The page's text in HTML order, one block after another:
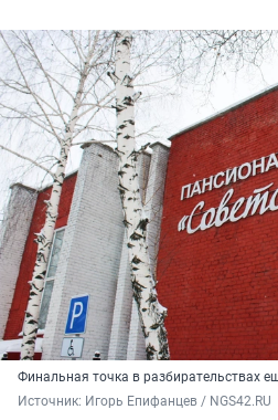
Финальная точка в разбирательствах
Источник: Игорь Епифанцев / NGS42.RU